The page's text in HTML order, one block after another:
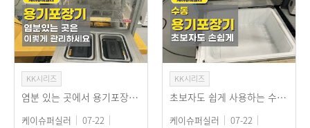
KK시리즈
염분 있는 곳에서 용기포장기 이렇게 사용하세요, 용기씰링하는 포장기계 관리팁!
케이슈퍼실러
07-22
KK시리즈
초보자도 쉽게 사용하는 수동 용기포장기, 소형 매장, 배달용기 포장에 추천
케이슈퍼실러
07-22